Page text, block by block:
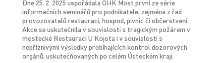
Dne 25. 2. 2025 uspořádala OHK Most první ze série
informačních seminářů pro podnikatele, zejména z řad
provozovatelů restaurací, hospod, pivnic či občerstvení.
Akce se uskutečnila v souvislosti s tragickým požárem v
mostecké Restauraci U Kojota i v souvislosti s
nepříznivými výsledky probíhajících kontrol dozorových
orgánů, uskutečňovaných po celém Ústeckém kraji.